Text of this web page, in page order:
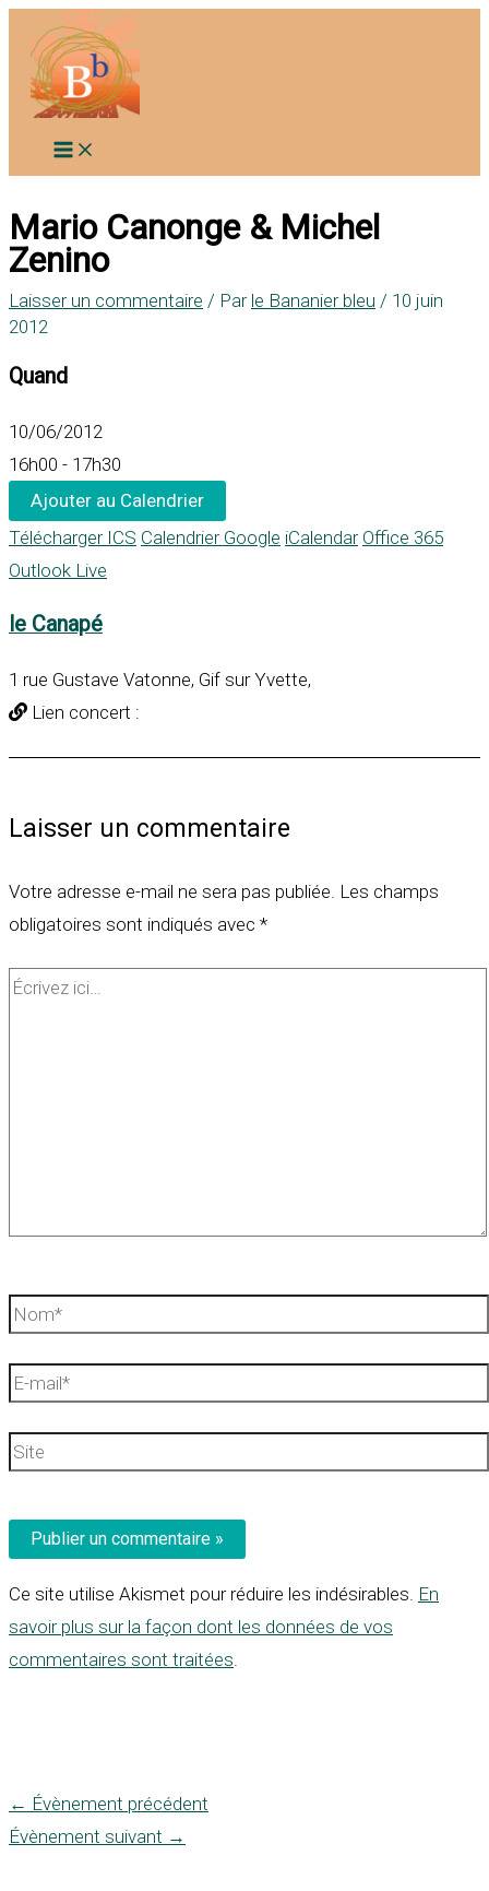
contenu
Mario Canonge & Michel
Zenino
Laisser un commentaire / Par le Bananier bleu / 10 juin
2012
Quand
10/06/2012
16h00 - 17h30
Ajouter au Calendrier
Télécharger ICS Calendrier Google iCalendar Office 365
Outlook Live
le Canapé
1 rue Gustave Vatonne, Gif sur Yvette,
Lien concert :
Laisser un commentaire
Votre adresse e-mail ne sera pas publiée. Les champs
obligatoires sont indiqués avec *
Écrivez
Nom*
E-
Site
Ce site utilise Akismet pour réduire les indésirables. En
savoir plus sur la façon dont les données de vos
commentaires sont traitées
← Évènement précédent
Évènement suivant →